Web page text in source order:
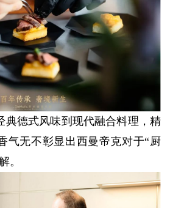
典德式风味到现代融合料理，精
气无不彰显出西曼帝克对于“厨
。